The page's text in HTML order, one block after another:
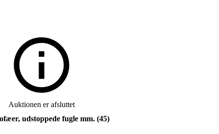
Auktionen er afsluttet
udstoppede fugle mm. (45)